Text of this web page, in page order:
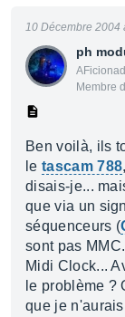
ph
Membre
10 Décembre 2004
Ben voilà, ils
le tascam 788
disais-je...
que via un
séquenceurs (
sont pas
Midi Clock...
le problème ?
que je